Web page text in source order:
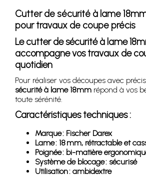
Cutter de sécurité à lame
pour travaux de coupe précis
Le cutter de sécurité à lame
accompagne vos travaux de
quotidien
Pour réaliser vos découpes avec
sécurité à lame 18mm répond à vos
toute sérénité.
Caractéristiques techniques :
Marque : Fischer Darex
Lame : 18 mm, rétractable et
Poignée : bi-matière
Système de blocage : sécurisé
Utilisation : ambidextre